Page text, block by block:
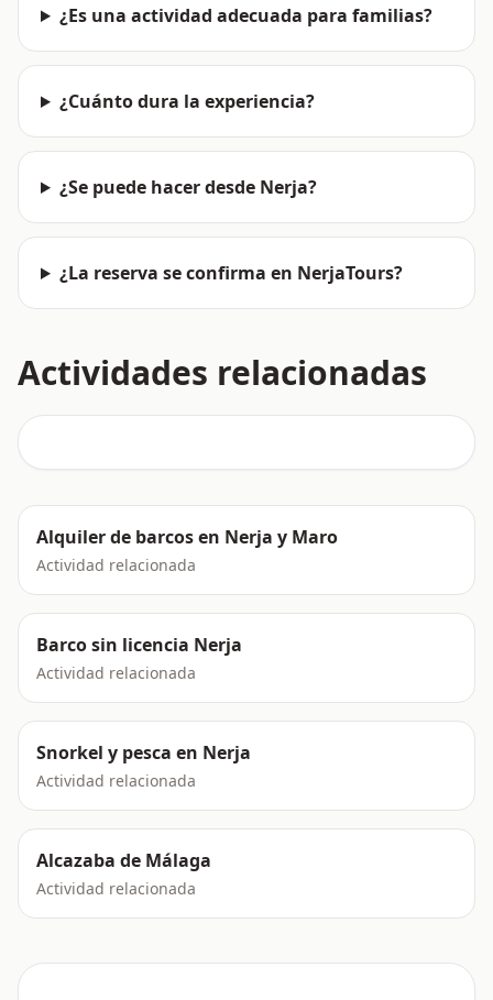
¿Es una actividad adecuada para familias?
¿Cuánto dura la experiencia?
¿Se puede hacer desde Nerja?
¿La reserva se confirma en NerjaTours?
Actividades relacionadas
Alquiler de barcos en Nerja y Maro
Actividad relacionada
Barco sin licencia Nerja
Actividad relacionada
Snorkel y pesca en Nerja
Actividad relacionada
Alcazaba de Málaga
Actividad relacionada